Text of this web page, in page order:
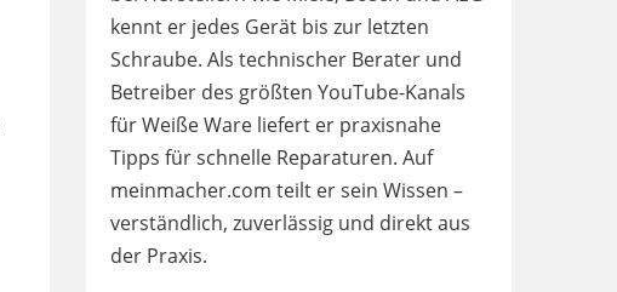
kennt er jedes Gerät bis zur letzten
Schraube. Als technischer Berater und
Betreiber des größten YouTube-Kanals
für Weiße Ware liefert er praxisnahe
Tipps für schnelle Reparaturen. Auf
meinmacher.com teilt er sein Wissen –
verständlich, zuverlässig und direkt aus
der Praxis.